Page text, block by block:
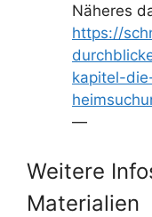
Näheres
https://
kapitel-
—
Weitere
Materialien